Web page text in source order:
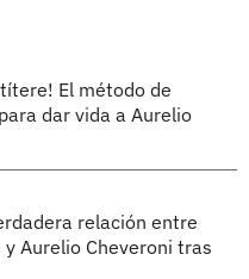
El método de
dar vida a Aurelio
relación entre
Aurelio Cheveroni tras